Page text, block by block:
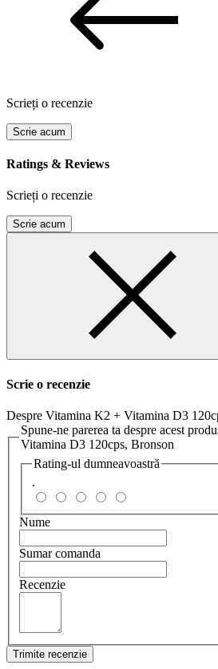
Scrieți o recenzie
Scrie acum
Ratings & Reviews
Scrieți o recenzie
Scrie acum
Scrie o recenzie
Despre Vitamina K2 + Vitamina D3
Spune-ne parerea ta despre acest
Vitamina D3 120cps, Bronson
Rating-ul dumneavoastră
.
Nume
Sumar comanda
Recenzie
Trimite recenzie